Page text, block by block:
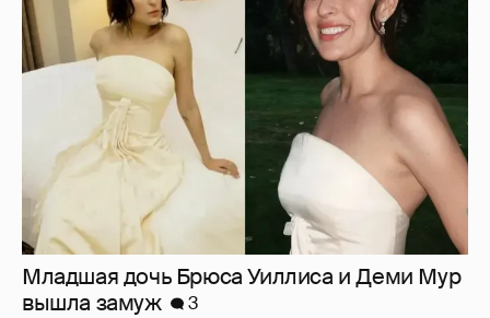
Младшая дочь Брюса Уиллиса и Деми Мур
вышла замуж
3